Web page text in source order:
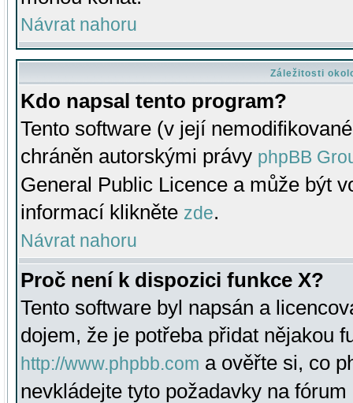
Návrat nahoru
Záležitosti
Kdo napsal tento program?
Tento software (v její
chráněn autorskými právy phpBB
General Public Licence a může být
informací klikněte zde.
Návrat nahoru
Proč není k dispozici funkce X?
Tento software byl napsán a
dojem, že je potřeba přidat nějakou
http://www.phpbb.com a ověřte si, co
nevkládejte tyto požadavky na